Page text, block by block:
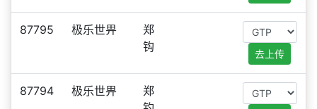
87795 极乐世畀
郑
钩
去上传
87794 极乐世畀
郑